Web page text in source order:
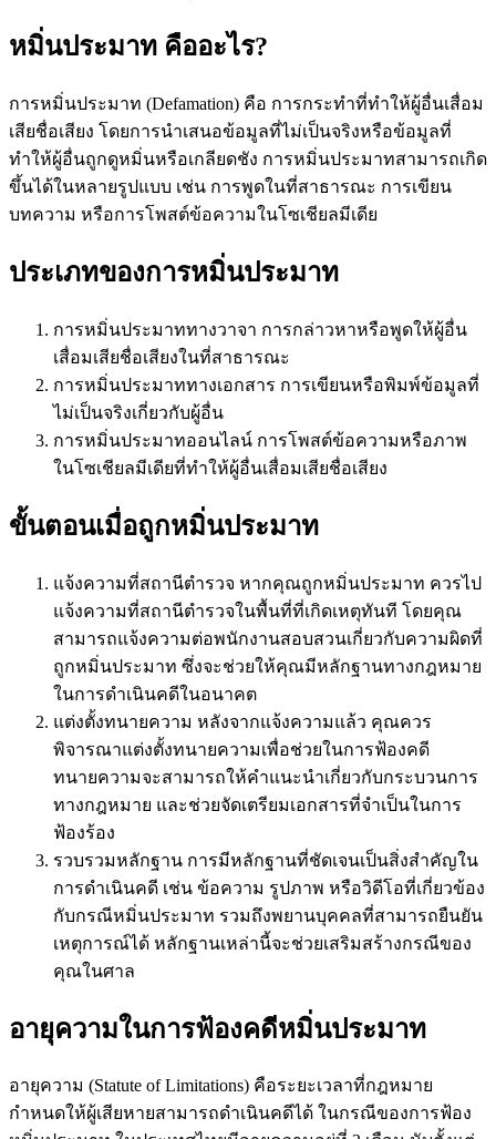
หมิ่นประมาท คืออะไร?
การหมิ่นประมาท (Defamation) คือ การกระทำที่ทำให้ผู้อื่นเสื่อม
เสียชื่อเสียง โดยการนำเสนอข้อมูลที่ไม่เป็นจริงหรือข้อมูลที่
ทำให้ผู้อื่นถูกดูหมิ่นหรือเกลียดชัง การหมิ่นประมาทสามารถเกิด
ขึ้นได้ในหลายรูปแบบ เช่น การพูดในที่สาธารณะ การเขียน
บทความ หรือการโพสต์ข้อความในโซเชียลมีเดีย
ประเภทของการหมิ่นประมาท
การหมิ่นประมาททางวาจา การกล่าวหาหรือพูดให้ผู้อื่น
เสื่อมเสียชื่อเสียงในที่สาธารณะ
การหมิ่นประมาททางเอกสาร การเขียนหรือพิมพ์ข้อมูลที่
ไม่เป็นจริงเกี่ยวกับผู้อื่น
การหมิ่นประมาทออนไลน์ การโพสต์ข้อความหรือภาพ
ในโซเชียลมีเดียที่ทำให้ผู้อื่นเสื่อมเสียชื่อเสียง
ขั้นตอนเมื่อถูกหมิ่นประมาท
แจ้งความที่สถานีตำรวจ หากคุณถูกหมิ่นประมาท ควรไป
แจ้งความที่สถานีตำรวจในพื้นที่ที่เกิดเหตุทันที โดยคุณ
สามารถแจ้งความต่อพนักงานสอบสวนเกี่ยวกับความผิดที่
ถูกหมิ่นประมาท ซึ่งจะช่วยให้คุณมีหลักฐานทางกฎหมาย
ในการดำเนินคดีในอนาคต
แต่งตั้งทนายความ หลังจากแจ้งความแล้ว คุณควร
พิจารณาแต่งตั้งทนายความเพื่อช่วยในการฟ้องคดี
ทนายความจะสามารถให้คำแนะนำเกี่ยวกับกระบวนการ
ทางกฎหมาย และช่วยจัดเตรียมเอกสารที่จำเป็นในการ
ฟ้องร้อง
รวบรวมหลักฐาน การมีหลักฐานที่ชัดเจนเป็นสิ่งสำคัญใน
การดำเนินคดี เช่น ข้อความ รูปภาพ หรือวิดีโอที่เกี่ยวข้อง
กับกรณีหมิ่นประมาท รวมถึงพยานบุคคลที่สามารถยืนยัน
เหตุการณ์ได้ หลักฐานเหล่านี้จะช่วยเสริมสร้างกรณีของ
คุณในศาล
อายุความในการฟ้องคดีหมิ่นประมาท
อายุความ (Statute of Limitations) คือระยะเวลาที่กฎหมาย
กำหนดให้ผู้เสียหายสามารถดำเนินคดีได้ ในกรณีของการฟ้อง